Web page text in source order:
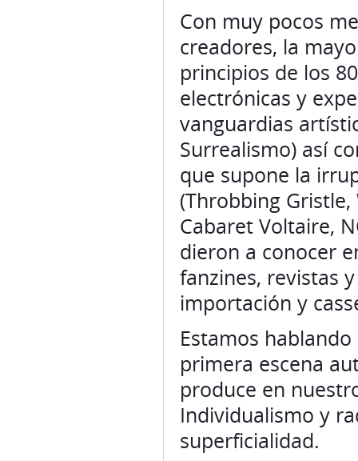
Con muy pocos
creadores, la
principios de los
electrónicas y
vanguardias
Surrealismo) así
que supone la
(Throbbing
Cabaret Voltaire,
dieron a conocer
fanzines, revistas
importación y
Estamos
primera escena
produce en
Individualismo y
superficialidad.